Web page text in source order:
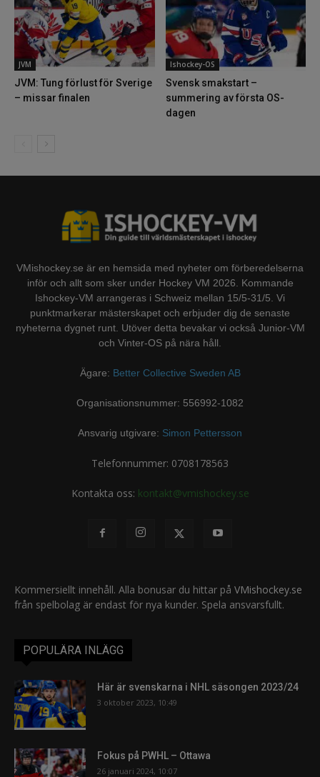
JVM
JVM: Tung förlust för Sverige
– missar finalen
Ishockey-OS
Svensk smakstart –
summering av första OS-
dagen
VMishockey.se är en hemsida med nyheter om förberedelserna
inför och allt som sker under Hockey VM 2026. Kommande
Ishockey-VM arrangeras i Schweiz mellan 15/5-31/5. Vi
punktmarkerar mästerskapet och erbjuder dig de senaste
nyheterna dygnet runt. Utöver detta bevakar vi också Junior-VM
och Vinter-OS på nära håll.
Ägare: Better Collective Sweden AB
Organisationsnummer: 556992-1082
Ansvarig utgivare: Simon Pettersson
Telefonnummer: 0708178563
Kontakta oss: kontakt@vmishockey.se
Kommersiellt innehåll. Alla bonusar du hittar på VMishockey.se
från spelbolag är endast för nya kunder. Spela ansvarsfullt.
POPULÄRA INLÄGG
Här är svenskarna i NHL säsongen 2023/24
3 oktober 2023, 10:49
Fokus på PWHL – Ottawa
26 januari 2024, 10:07